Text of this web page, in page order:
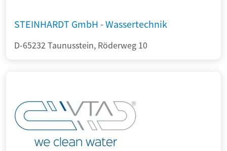
STEINHARDT GmbH - Wassertechnik
D-65232 Taunusstein, Röderweg 10